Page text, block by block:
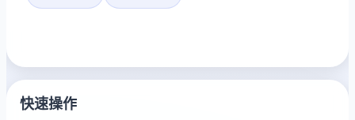
快速操作